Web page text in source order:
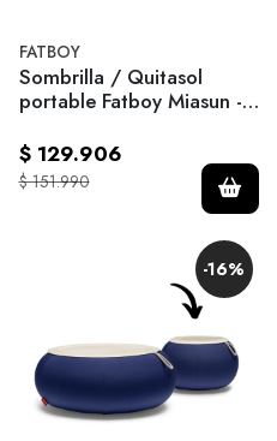
FATBOY
Sombrilla / Quitasol
portable Fatboy Miasun -
$ 129.906
$ 151.990
-16%